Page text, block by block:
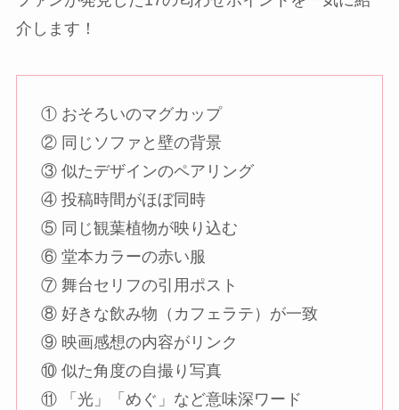
介します！
① おそろいのマグカップ
② 同じソファと壁の背景
③ 似たデザインのペアリング
④ 投稿時間がほぼ同時
⑤ 同じ観葉植物が映り込む
⑥ 堂本カラーの赤い服
⑦ 舞台セリフの引用ポスト
⑧ 好きな飲み物（カフェラテ）が一致
⑨ 映画感想の内容がリンク
⑩ 似た角度の自撮り写真
⑪ 「光」「めぐ」など意味深ワード